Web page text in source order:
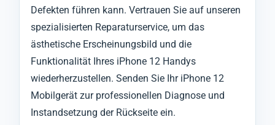
Defekten führen kann. Vertrauen Sie auf unseren
spezialisierten Reparaturservice, um das
ästhetische Erscheinungsbild und die
Funktionalität Ihres iPhone 12 Handys
wiederherzustellen. Senden Sie Ihr iPhone 12
Mobilgerät zur professionellen Diagnose und
Instandsetzung der Rückseite ein.